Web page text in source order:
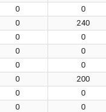
0 0
0 240
0 0
0 0
0 0
0 200
0 0
0 0